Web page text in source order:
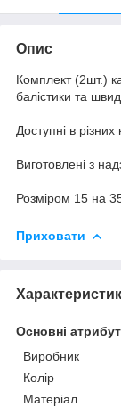
Опис
Комплект (2шт.)
балістики та
Доступні в
Виготовлені з
Розміром 15 на
Приховати
Основні
Виробник
Колір
Матеріал